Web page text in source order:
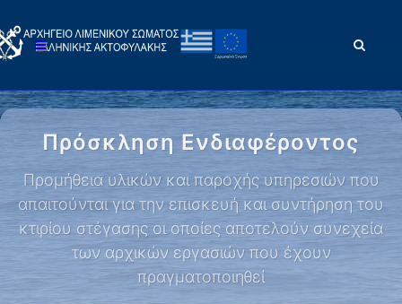
Πρόσκληση Ενδιαφέροντος
Προμήθεια υλικών και παροχής υπηρεσιών που
απαιτούνται για την επισκευή και συντήρηση του
κτιρίου στέγασης οι οποίες αποτελούν συνεχεία
των αρχικών εργασιών που έχουν
πραγματοποιηθεί